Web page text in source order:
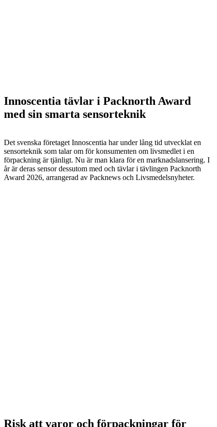
Innoscentia tävlar i Packnorth Award
med sin smarta sensorteknik
Det svenska företaget Innoscentia har under lång tid utvecklat en
sensorteknik som talar om för konsumenten om livsmedlet i en
förpackning är tjänligt. Nu är man klara för en marknadslansering. I
år är deras sensor dessutom med och tävlar i tävlingen Packnorth
Award 2026, arrangerad av Packnews och Livsmedelsnyheter.
Risk att varor och förpackningar för